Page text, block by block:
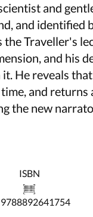
and
and identified
Traveller's
and his
He reveals
and
the new
ISBN
9788892641754